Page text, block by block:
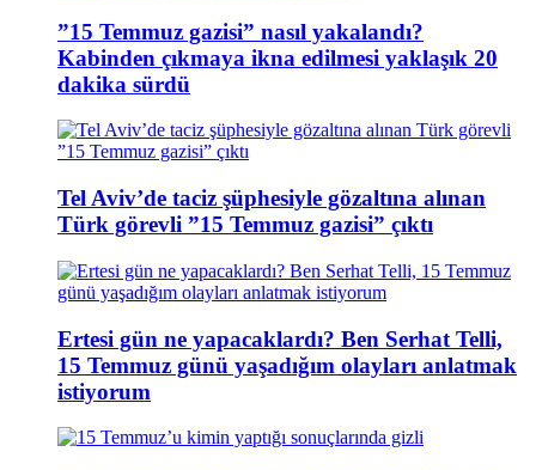
”15 Temmuz gazisi” nasıl yakalandı?
Kabinden çıkmaya ikna edilmesi yaklaşık 20
dakika sürdü
Tel Aviv’de taciz şüphesiyle gözaltına alınan
Türk görevli ”15 Temmuz gazisi” çıktı
Ertesi gün ne yapacaklardı? Ben Serhat Telli,
15 Temmuz günü yaşadığım olayları anlatmak
istiyorum